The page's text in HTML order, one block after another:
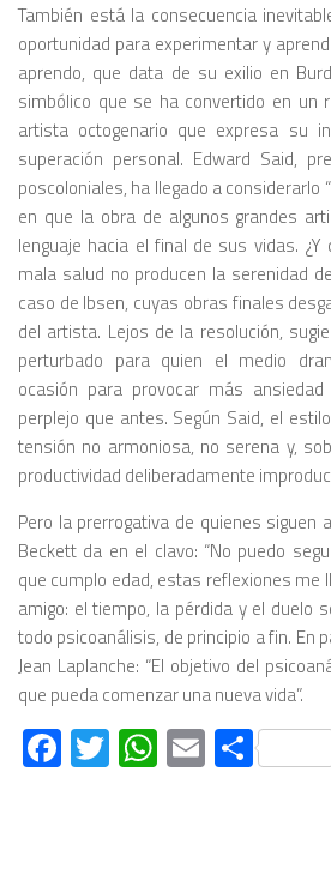
También está la consecuencia
oportunidad para experimentar y
aprendo, que data de su exilio en
simbólico que se ha convertido en un
artista octogenario que expresa su
superación personal. Edward Said,
poscoloniales, ha llegado a considerarlo
en que la obra de algunos grandes
lenguaje hacia el final de sus vidas.
mala salud no producen la serenidad
caso de Ibsen, cuyas obras finales
del artista. Lejos de la resolución,
perturbado para quien el medio
ocasión para provocar más
perplejo que antes. Según Said, el
tensión no armoniosa, no serena y,
productividad deliberadamente
Pero la prerrogativa de quienes siguen
Beckett da en el clavo: “No puedo
que cumplo edad, estas reflexiones me
amigo: el tiempo, la pérdida y el duelo
todo psicoanálisis, de principio a fin. En
Jean Laplanche: “El objetivo del
que pueda comenzar una nueva vida”.
Facebook
Twitter
WhatsApp
Email